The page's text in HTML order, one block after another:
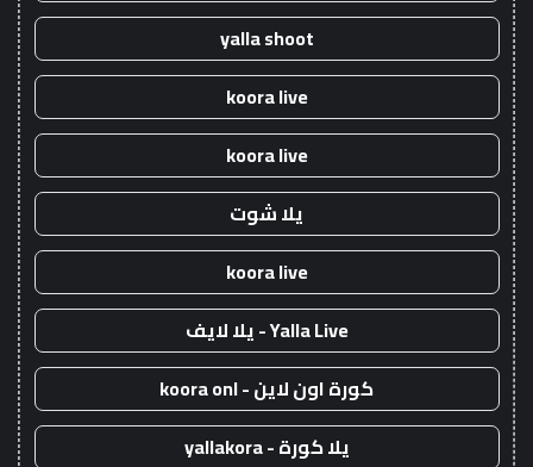
yalla shoot
koora live
koora live
يلا شوت
koora live
Yalla Live - يلا لايف
كورة اون لاين - koora onl
يلا كورة - yallakora